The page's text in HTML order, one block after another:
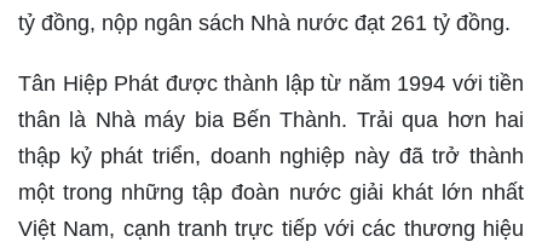
tỷ đồng, nộp ngân sách Nhà nước đạt 261 tỷ đồng.
Tân Hiệp Phát được thành lập từ năm 1994 với tiền
thân là Nhà máy bia Bến Thành. Trải qua hơn hai
thập kỷ phát triển, doanh nghiệp này đã trở thành
một trong những tập đoàn nước giải khát lớn nhất
Việt Nam, cạnh tranh trực tiếp với các thương hiệu